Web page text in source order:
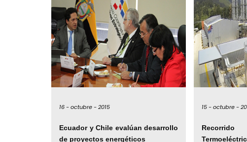
16 -octubre -2015
Ecuador y Chile evalúan desarrollo
de proyectos energéticos
15 - octubre -